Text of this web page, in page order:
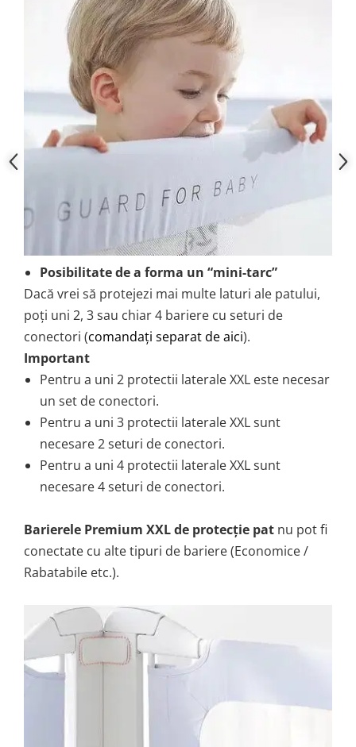
Posibilitate de a forma un “mini-tarc”
Dacă vrei să protejezi mai multe laturi ale patului,
poți uni 2, 3 sau chiar 4 bariere cu seturi de
conectori (comandați separat de aici).
Important
Pentru a uni 2 protectii laterale XXL este necesar
un set de conectori.
Pentru a uni 3 protectii laterale XXL sunt
necesare 2 seturi de conectori.
Pentru a uni 4 protectii laterale XXL sunt
necesare 4 seturi de conectori.
Barierele Premium XXL de protecție pat nu pot fi
conectate cu alte tipuri de bariere (Economice /
Rabatabile etc.).